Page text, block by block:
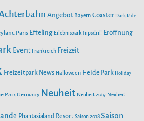
Angebot Bayern Coaster Dark Ride
Paris Efteling Erlebnispark Tripsdrill Eröffnung
Event Frankreich Freizeit
Freizeitpark News Halloween Heide Park Holiday
Park Germany Neuheit Neuheit 2019 Neuheit
Phantasialand Resort Saison 2018 Saison